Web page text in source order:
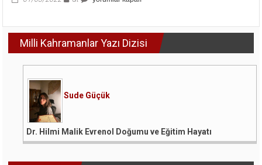
için
Milli Kahramanlar Yazı Dizisi
Sude Güçük
Dr. Hilmi Malik Evrenol Doğumu ve Eğitim Hayatı